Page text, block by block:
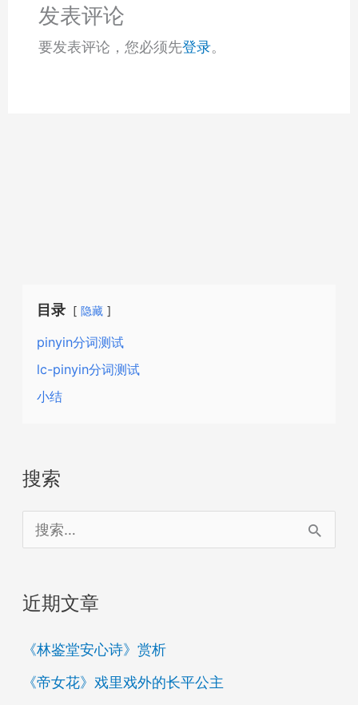
发表评论
要发表评论，您必须先登录。
目录 隐藏
pinyin分词测试
lc-pinyin分词测试
小结
搜索
搜
索
近期文章
《林鉴堂安心诗》赏析
《帝女花》戏里戏外的长平公主